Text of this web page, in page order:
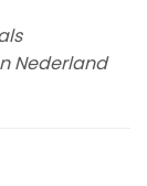
Nederland